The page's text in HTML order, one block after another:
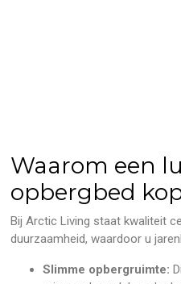
Waarom een
opbergbed
Bij Arctic Living staat kwaliteit
duurzaamheid, waardoor u
Slimme opbergruimte: